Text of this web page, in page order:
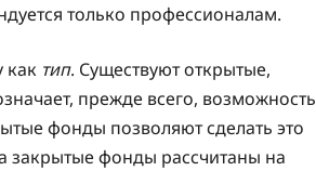
только профессионалам.
как тип. Существуют открытые,
прежде всего, возможность
фонды позволяют сделать это
закрытые фонды рассчитаны на